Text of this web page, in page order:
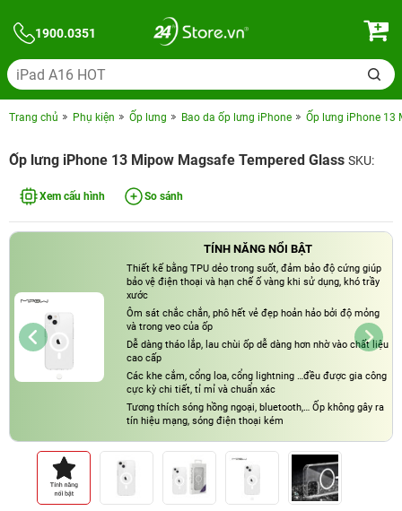
1900.0351
Trang chủ Phụ kiện Ốp lưng Bao da ốp lưng iPhone Ốp lưng iPhone 13
Ốp lưng iPhone 13 Mipow Magsafe Tempered Glass SKU:
Xem cấu hình So sánh
TÍNH NĂNG NỔI BẬT
Thiết kế bằng TPU dẻo trong suốt, đảm bảo độ cứng giúp
bảo vệ điện thoại và hạn chế ố vàng khi sử dụng, khó trầy
xước
Ôm sát chắc chắn, phô hết vẻ đẹp hoản hảo bởi độ mỏng
và trong veo của ốp
Dễ dàng tháo lắp, lau chùi ốp dễ dàng hơn nhờ vào chất liệu
cao cấp
Các khe cắm, cổng loa, cổng lightning …đều được gia công
cực kỳ chi tiết, tỉ mỉ và chuẩn xác
Tương thích sóng hồng ngoại, bluetooth,… Ốp không gây ra
tín hiệu mạng, sóng điện thoại kém
Mặt lưng thiết kế “Optical texture” giúp giảm nhiệt mặt
lưng trong quá trình sạc và sử dụng, giúp chống ố lâu bền